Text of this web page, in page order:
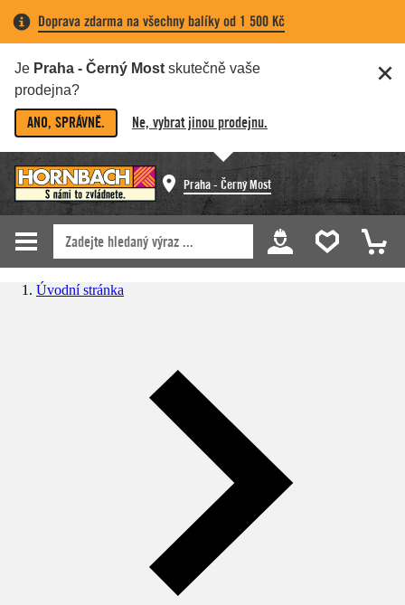
Doprava zdarma na všechny balíky od 1 500 Kč
Je Praha - Černý Most skutečně vaše
prodejna?
ANO, SPRÁVNĚ. Ne, vybrat jinou prodejnu.
Praha - Černý Most
Úvodní stránka